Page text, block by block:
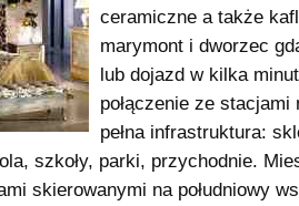
ceramiczne a także
marymont i dworzec
lub dojazd w kilka
połączenie ze stacjami
pełna infrastruktura:
szkoły, parki, przychodnie.
skierowanymi na południowy